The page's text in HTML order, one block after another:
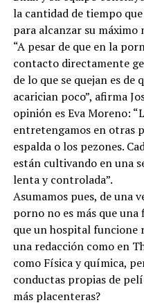
la cantidad de tiempo
para alcanzar su máximo
“A pesar de que en la
contacto directamente
de lo que se quejan es de
acarician poco”, afirma
opinión es Eva Moreno:
entretengamos en otras
espalda o los pezones.
están cultivando en una
lenta y controlada”.
Asumamos pues, de una
porno no es más que
que un hospital funcione
una redacción como en
como Física y química,
conductas propias de
más placenteras?